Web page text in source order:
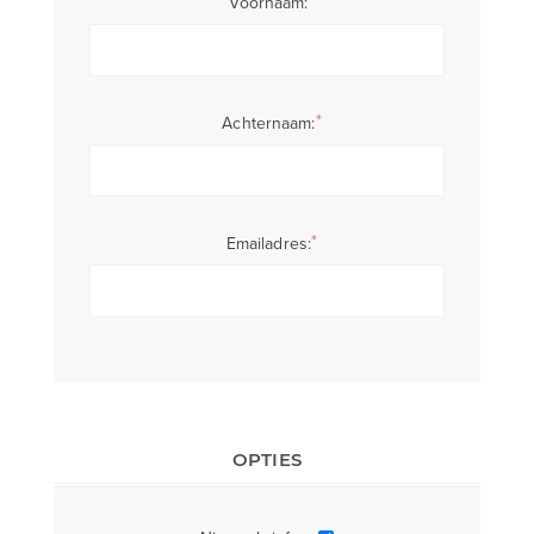
Achternaam:*
Emailadres:*
OPTIES